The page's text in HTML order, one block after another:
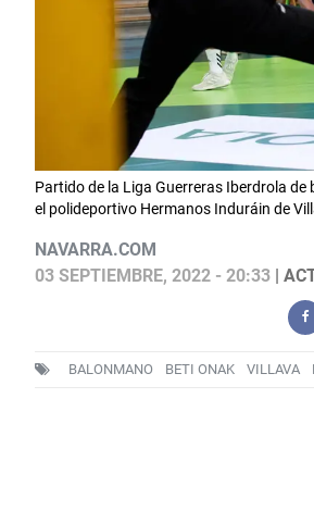
Partido de la Liga Guerreras Iberdrola
el polideportivo Hermanos Induráin de
NAVARRA.COM
03 SEPTIEMBRE, 2022 - 20:33|
BALONMANO BETI ONAK VILLAVA